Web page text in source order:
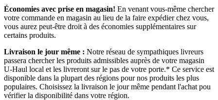
Économies avec prise en magasin! En venant vous-même chercher
votre commande en magasin au lieu de la faire expédier chez vous,
vous aurez peut-être droit à des économies supplémentaires sur
certains produits.
Livraison le jour même : Notre réseau de sympathiques livreurs
passera chercher les produits admissibles auprès de votre magasin
U-Haul local et les livreront sur le pas de votre porte.* Ce service est
disponible dans la plupart des régions pour nos produits les plus
populaires. Choisissez la livraison le jour même pendant l'achat pou
vérifier la disponibilité dans votre région.